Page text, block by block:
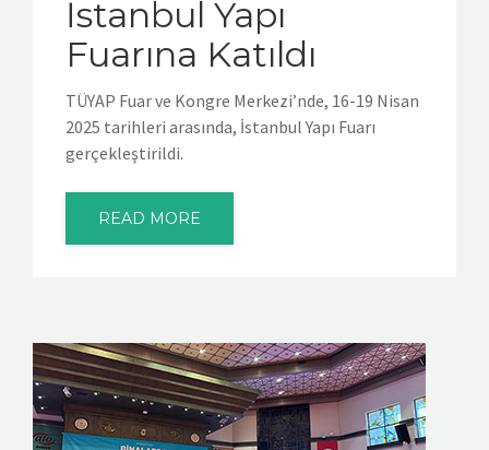
İstanbul Yapı
Fuarına Katıldı
TÜYAP Fuar ve Kongre Merkezi’nde, 16-19 Nisan
2025 tarihleri arasında, İstanbul Yapı Fuarı
gerçekleştirildi.
READ MORE